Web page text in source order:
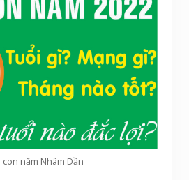
con năm Nhâm Dần